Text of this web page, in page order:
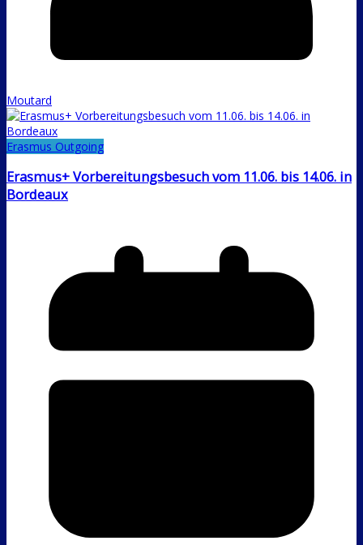
Moutard
Erasmus Outgoing
Erasmus+ Vorbereitungsbesuch vom 11.06. bis 14.06. in
Bordeaux